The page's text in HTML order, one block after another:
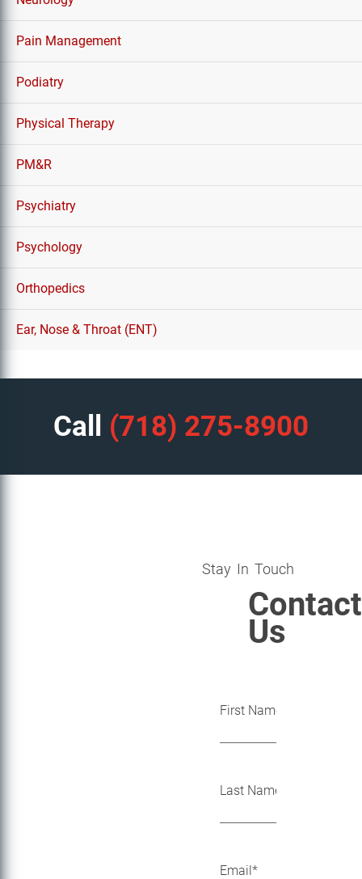
Pain Management
Podiatry
Physical Therapy
PM&R
Psychiatry
Psychology
Orthopedics
Ear, Nose & Throat (ENT)
Call (718) 275-8900
Stay In Touch
Contact
Us